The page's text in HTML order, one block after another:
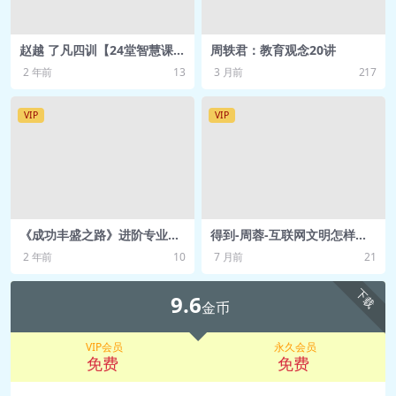
📄 wsh-0422丨07丨怎样给下属有效反
馈？.pdf
📄 wsh-0424丨09丨怎样辅导下属制定
阶段计划？.pdf
🎵 wsh-0425丨10丨怎样选择策略对下
属“因材施教”？.mp3
📄 wsh-0425丨10丨怎样选择策略对下
属“因材施教”？.pdf
🎵 wsh-0426丨11丨怎样帮助下属做好
赵越 了凡四训【24堂智慧课】
个人和企业【2.32GB】
2 年前 13
周轶君：教育观念20讲
3 月前 217
VIP
《成功丰盛之路》进阶专业课
【9.62G】
2 年前 10
VIP
得到-周蓉-互联网文明怎样改
变城市 网盘资源
7 月前 21
下载
9.6金币
VIP会员
免费
永久会员
免费